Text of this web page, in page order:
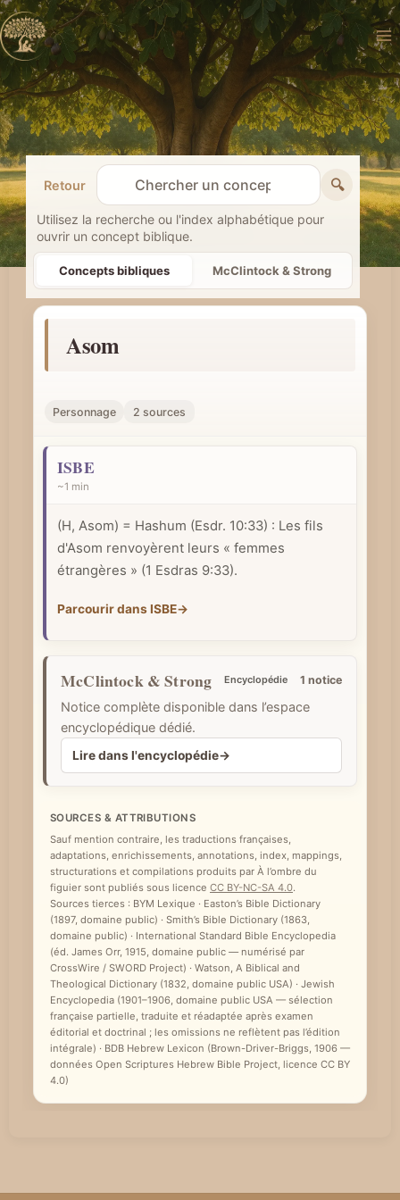
Aller
au
contenu
Retour
R
e
c
h
e
c
r
n
c
e
p
i
b
l
q
e
🔍
Utilisez la recherche ou l'index alphabétique pour
ouvrir un concept biblique.
Concepts bibliques McClintock & Strong
Asom
Personnage 2 sources
ISBE
~1 min
(H, Asom) = Hashum (Esdr. 10:33) : Les fils
d'Asom renvoyèrent leurs « femmes
étrangères » (1 Esdras 9:33).
Parcourir dans ISBE→
McClintock & Strong Encyclopédie 1 notice
Notice complète disponible dans l’espace
encyclopédique dédié.
Lire dans l'encyclopédie→
SOURCES & ATTRIBUTIONS
Sauf mention contraire, les traductions françaises,
adaptations, enrichissements, annotations, index, mappings,
structurations et compilations produits par À l’ombre du
figuier sont publiés sous licence CC BY-NC-SA 4.0.
Sources tierces : BYM Lexique · Easton’s Bible Dictionary
(1897, domaine public) · Smith’s Bible Dictionary (1863,
domaine public) · International Standard Bible Encyclopedia
(éd. James Orr, 1915, domaine public — numérisé par
CrossWire / SWORD Project) · Watson, A Biblical and
Theological Dictionary (1832, domaine public USA) · Jewish
Encyclopedia (1901–1906, domaine public USA — sélection
française partielle, traduite et réadaptée après examen
éditorial et doctrinal ; les omissions ne reflètent pas l’édition
intégrale) · BDB Hebrew Lexicon (Brown-Driver-Briggs, 1906 —
données Open Scriptures Hebrew Bible Project, licence CC BY
4.0)